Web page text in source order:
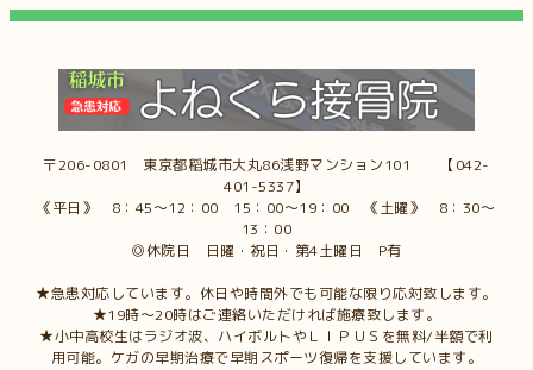
〒206-0801 東京都稲城市大丸86浅野マンション101 【042-
401-5337】
《平日》 8：45～12：00 15：00～19：00 《土曜》 8：30～
13：00
◎休院日 日曜・祝日・第4土曜日 P有
★急患対応しています。休日や時間外でも可能な限り応対致します。
★19時～20時はご連絡いただければ施療致します。
★小中高校生はラジオ波、ハイボルトやＬＩＰＵＳを無料/半額で利
用可能。ケガの早期治療で早期スポーツ復帰を支援しています。